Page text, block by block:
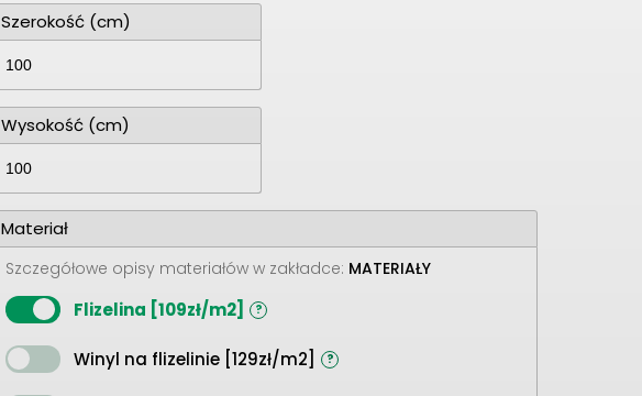
Szerokość (cm)
Wysokość (cm)
Materiał
Szczegółowe opisy materiałów w zakładce: MATERIAŁY
Flizelina [109zł/m2] ?
Winyl na flizelinie [129zł/m2] ?